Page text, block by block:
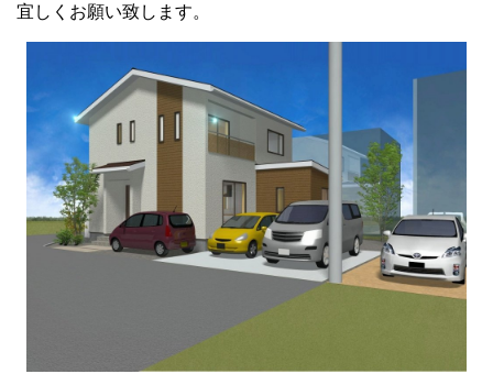
宜しくお願い致します。